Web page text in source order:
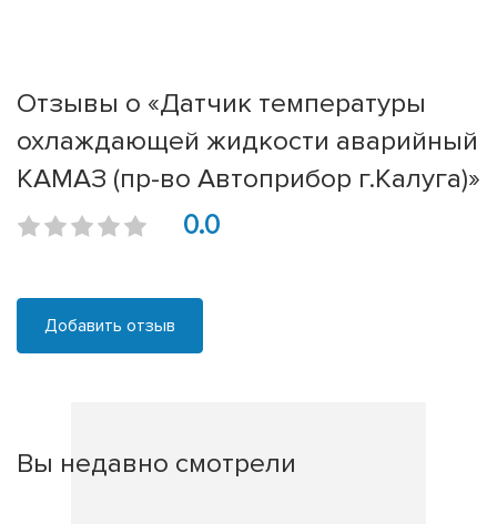
Отзывы о «Датчик температуры
охлаждающей жидкости аварийный
КАМАЗ (пр-во Автоприбор г.Калуга)»
0.0
Добавить отзыв
Вы недавно смотрели